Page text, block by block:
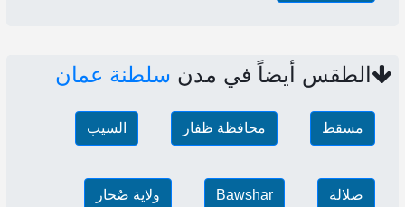
الطقس أيضاً في مدن سلطنة عمان
مسقط محافظة ظفار السيب
صلالة Bawshar ولاية صُحار